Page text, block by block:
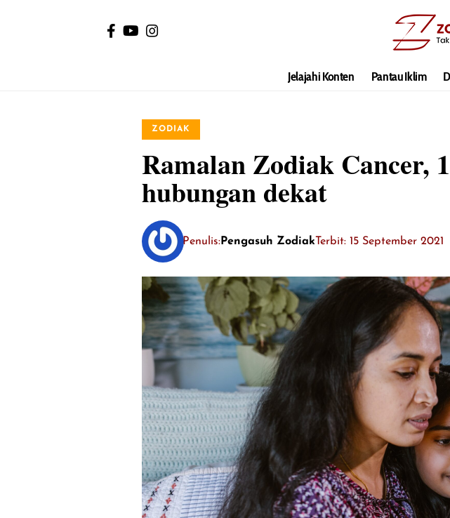
Jelajahi Konten Pantau Iklim
ZODIAK
Ramalan Zodiak Cancer,
hubungan dekat
Penulis:Pengasuh Zodiak Terbit: 15 September 2021